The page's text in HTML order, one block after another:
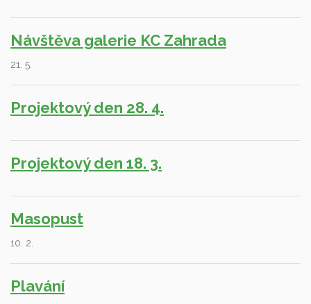
Návštěva galerie KC Zahrada
21. 5.
Projektový den 28. 4.
Projektový den 18. 3.
Masopust
10. 2.
Plavání